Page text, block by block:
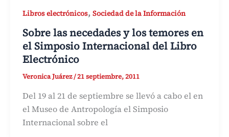
Libros electrónicos, Sociedad de la Información
Sobre las necedades y los temores en
el Simposio Internacional del Libro
Electrónico
Veronica Juárez/21 septiembre, 2011
Del 19 al 21 de septiembre se llevó a cabo el en
el Museo de Antropología el Simposio
Internacional sobre el